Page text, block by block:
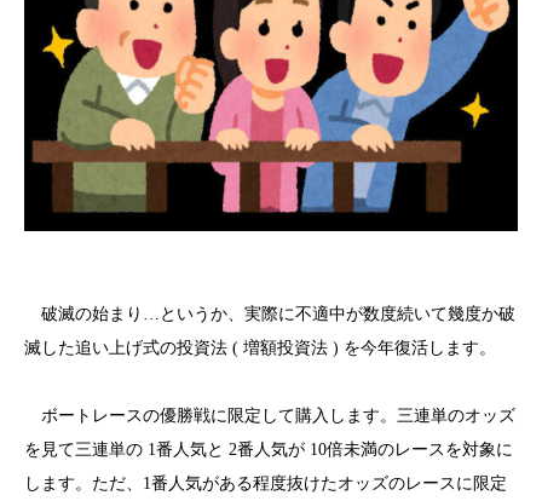
破滅の始まり…というか、実際に不適中が数度続いて幾度か破
滅した追い上げ式の投資法 ( 増額投資法 ) を今年復活します。
ボートレースの優勝戦に限定して購入します。三連単のオッズ
を見て三連単の 1番人気と 2番人気が 10倍未満のレースを対象に
します。ただ、1番人気がある程度抜けたオッズのレースに限定